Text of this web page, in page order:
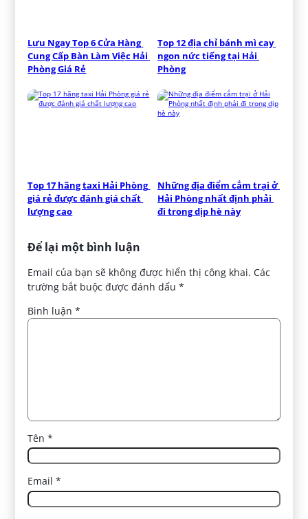
Lưu Ngay Top 6 Cửa Hàng
Cung Cấp Bàn Làm Việc Hải
Phòng Giá Rẻ
Top 12 địa chỉ bánh mì cay
ngon nức tiếng tại Hải
Phòng
Top 17 hãng taxi Hải Phòng
giá rẻ được đánh giá chất
lượng cao
Những địa điểm cắm trại ở
Hải Phòng nhất định phải
đi trong dịp hè này
Để lại một bình luận
Email của bạn sẽ không được hiển thị công khai. Các
trường bắt buộc được đánh dấu*
Bình luận*
Tên*
Email*